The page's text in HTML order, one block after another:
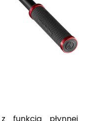
funkcją płynnej